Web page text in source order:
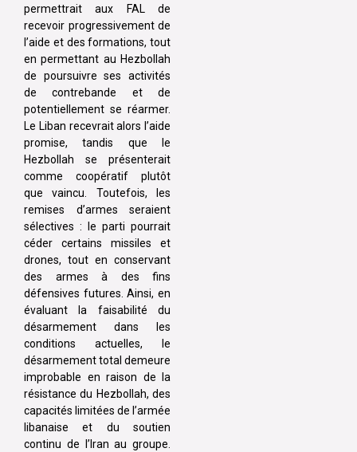
permettrait aux FAL de
recevoir progressivement de
l’aide et des formations, tout
en permettant au Hezbollah
de poursuivre ses activités
de contrebande et de
potentiellement se réarmer.
Le Liban recevrait alors l’aide
promise, tandis que le
Hezbollah se présenterait
comme coopératif plutôt
que vaincu. Toutefois, les
remises d’armes seraient
sélectives : le parti pourrait
céder certains missiles et
drones, tout en conservant
des armes à des fins
défensives futures. Ainsi, en
évaluant la faisabilité du
désarmement dans les
conditions actuelles, le
désarmement total demeure
improbable en raison de la
résistance du Hezbollah, des
capacités limitées de l’armée
libanaise et du soutien
continu de l’Iran au groupe.